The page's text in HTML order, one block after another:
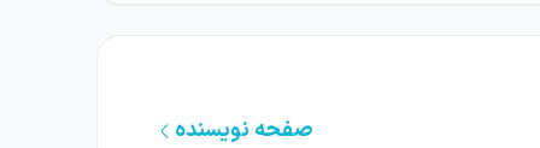
صفحه نویسنده